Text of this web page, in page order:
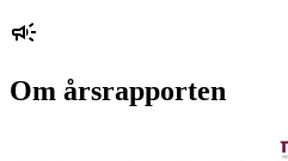
Om årsrapporten